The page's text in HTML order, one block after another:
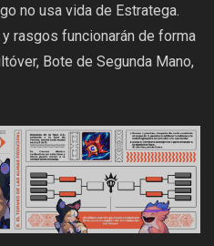
no usa vida de Estratega.
rasgos funcionarán de forma
Bote de Segunda Mano,